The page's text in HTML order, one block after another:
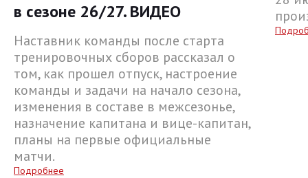
в сезоне 26/27. ВИДЕО
Наставник команды после старта
тренировочных сборов рассказал о
том, как прошел отпуск, настроение
команды и задачи на начало сезона,
изменения в составе в межсезонье,
назначение капитана и вице-капитан,
планы на первые официальные
матчи.
Подробнее